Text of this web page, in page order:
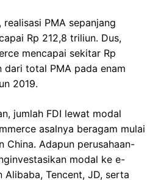
PMA sepanjang
Rp 212,8 triliun. Dus,
mencapai sekitar Rp
dari total PMA pada enam
2019.
jumlah FDI lewat modal
asalnya beragam mulai
China. Adapun perusahaan-
modal ke e-
Tencent, JD, serta